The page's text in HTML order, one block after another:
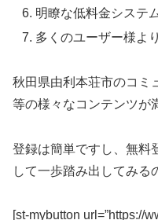
明瞭な低料金システ
多くのユーザー様よ
秋田県由利本荘市のコミ
等の様々なコンテンツが
登録は簡単ですし、無料
して一歩踏み出してみる
[st-mybutton url=”https://